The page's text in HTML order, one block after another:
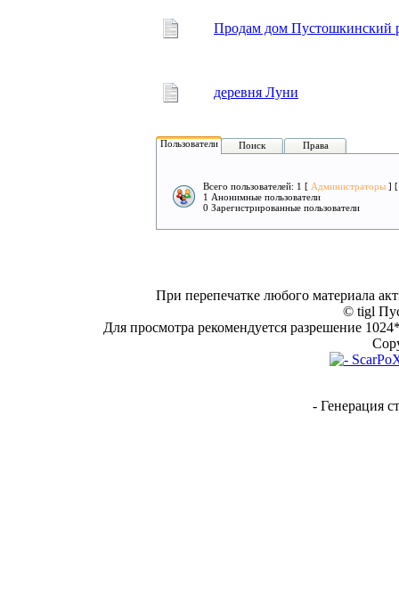
Продам дом Пустошкинский
деревня Луни
Пользователи Поиск Права
Всего пользователей: 1 [ Администраторы ]
1 Анонимные пользователи
0 Зарегистрированные пользователи
При перепечатке любого материала
© tigl
Для просмотра рекомендуется разрешение
- Генерация